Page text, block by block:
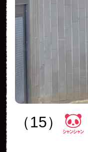
（15）